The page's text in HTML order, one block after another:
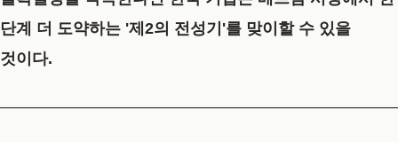
단계 더 도약하는 '제2의 전성기'를 맞이할 수 있을
것이다.